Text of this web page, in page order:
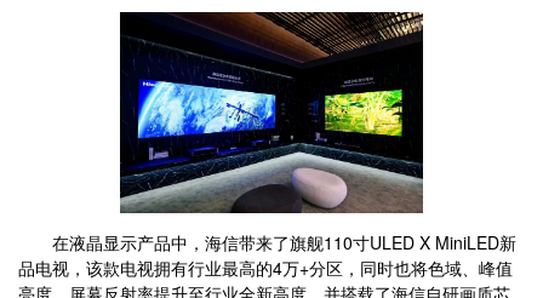
在液晶显示产品中，海信带来了旗舰110寸ULED X MiniLED新
品电视，该款电视拥有行业最高的4万+分区，同时也将色域、峰值